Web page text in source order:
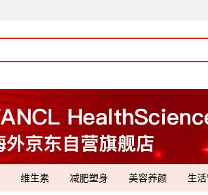
维生素 减肥塑身 美容养颜 生